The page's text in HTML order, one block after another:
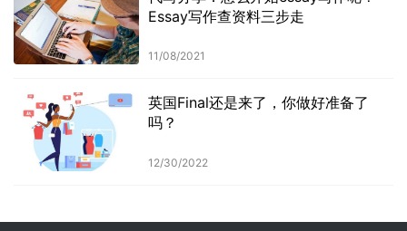
Essay写作查资料三步走
11/08/2021
英国Final还是来了，你做好准备了
吗？
12/30/2022